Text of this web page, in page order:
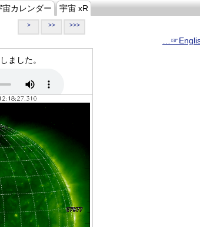
宙カレンダー 宇宙 xR
> >> >>>
ました。